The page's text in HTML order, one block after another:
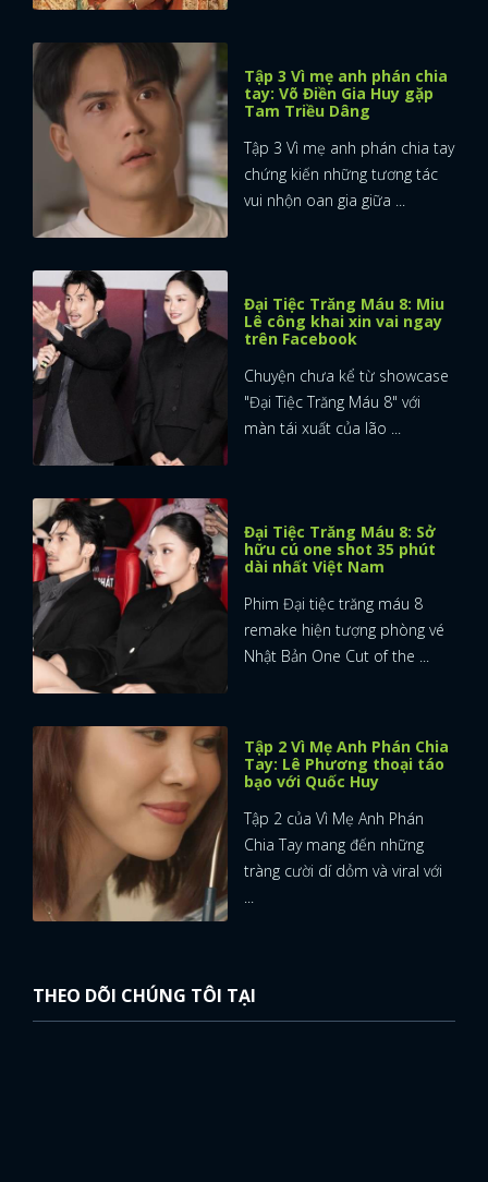
Tập 3 Vì mẹ anh phán chia
tay: Võ Điền Gia Huy gặp
Tam Triều Dâng
Tập 3 Vì mẹ anh phán chia tay
chứng kiến những tương tác
vui nhộn oan gia giữa ...
Đại Tiệc Trăng Máu 8: Miu
Lê công khai xin vai ngay
trên Facebook
Chuyện chưa kể từ showcase
"Đại Tiệc Trăng Máu 8" với
màn tái xuất của lão ...
Đại Tiệc Trăng Máu 8: Sở
hữu cú one shot 35 phút
dài nhất Việt Nam
Phim Đại tiệc trăng máu 8
remake hiện tượng phòng vé
Nhật Bản One Cut of the ...
Tập 2 Vì Mẹ Anh Phán Chia
Tay: Lê Phương thoại táo
bạo với Quốc Huy
Tập 2 của Vì Mẹ Anh Phán
Chia Tay mang đến những
tràng cười dí dỏm và viral với
...
THEO DÕI CHÚNG TÔI TẠI